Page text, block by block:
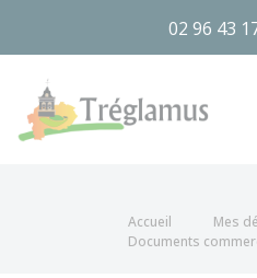
02 96 43
Accueil Mes
Documents